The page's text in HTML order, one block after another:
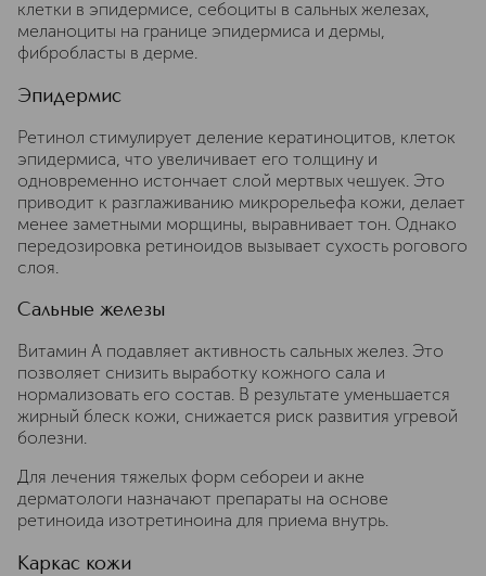
клетки в эпидермисе, себоциты в сальных железах,
меланоциты на границе эпидермиса и дермы,
фибробласты в дерме.
Эпидермис
Ретинол стимулирует деление кератиноцитов, клеток
эпидермиса, что увеличивает его толщину и
одновременно истончает слой мертвых чешуек. Это
приводит к разглаживанию микрорельефа кожи, делает
менее заметными морщины, выравнивает тон. Однако
передозировка ретиноидов вызывает сухость рогового
слоя.
Сальные железы
Витамин A подавляет активность сальных желез. Это
позволяет снизить выработку кожного сала и
нормализовать его состав. В результате уменьшается
жирный блеск кожи, снижается риск развития угревой
болезни.
Для лечения тяжелых форм себореи и акне
дерматологи назначают препараты на основе
ретиноида изотретиноина для приема внутрь.
Каркас кожи